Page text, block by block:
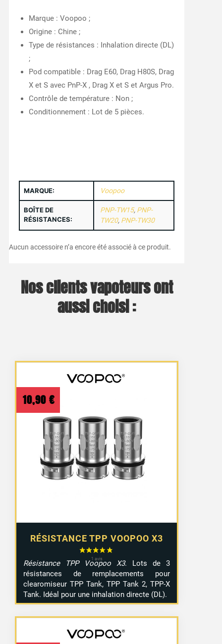
Marque : Voopoo ;
Origine : Chine ;
Type de résistances : Inhalation directe (DL)
;
Pod compatible : Drag E60, Drag H80S, Drag
X et S avec PnP-X , Drag X et S et Argus Pro.
Contrôle de température : Non ;
Conditionnement : Lot de 5 pièces.
MARQUE: Voopoo
BOÎTE DE
RÉSISTANCES:
PNP-TW15, PNP-
TW20, PNP-TW30
Aucun accessoire n’a encore été associé à ce produit.
Nos clients vapoteurs ont
aussi choisi :
RÉSISTANCE TPP VOOPOO X3
10,90 €
Résistance TPP Voopoo X3. Lots de 3
résistances de remplacements pour
clearomiseur TPP Tank, TPP Tank 2, TPP-X
Tank. Idéal pour une inhalation directe (DL).